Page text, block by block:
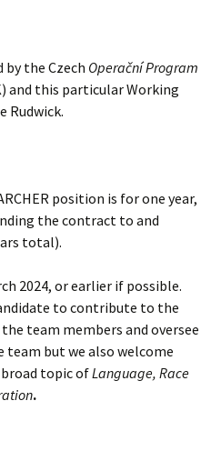
the Czech Operační Program
and this particular Working
Rudwick.
position is for one year,
the contract to and
total).
2024, or earlier if possible.
to contribute to the
team members and oversee
but we also welcome
topic ofLanguage, Race
.